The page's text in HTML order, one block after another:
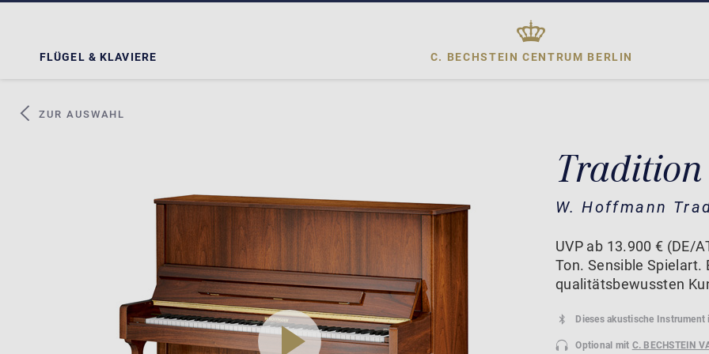
FLÜGEL & KLAVIERE C. BECHSTEIN CENTRUM BERLIN
ZUR AUSWAHL
play
W. Hoffmann
UVP ab 13.900 € (DE/
Ton. Sensible Spielart.
qualitätsbewussten
Dieses akustische
Optional mit C. BECHSTEIN